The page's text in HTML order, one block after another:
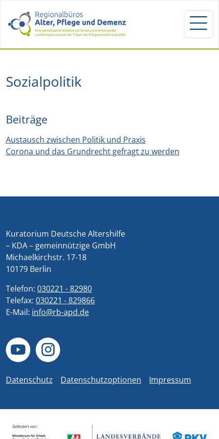
Sozialpolitik
Beiträge
Austausch zwischen Politik und Praxis
Corona und das Grundrecht gefragt zu werden
Kuratorium Deutsche Altershilfe
– KDA – gemeinnützige GmbH
Michaelkirchstr. 17-18
10179 Berlin
Telefon: 030221 - 82980
Telefax: 030221 - 829866
E-Mail: info@rb-apd.de
Datenschutz Datenschutzoptionen Impressum